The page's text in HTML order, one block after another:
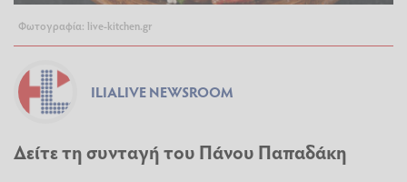
Φωτογραφία: live-kitchen.gr
ILIALIVE NEWSROOM
Δείτε τη συνταγή του Πάνου Παπαδάκη